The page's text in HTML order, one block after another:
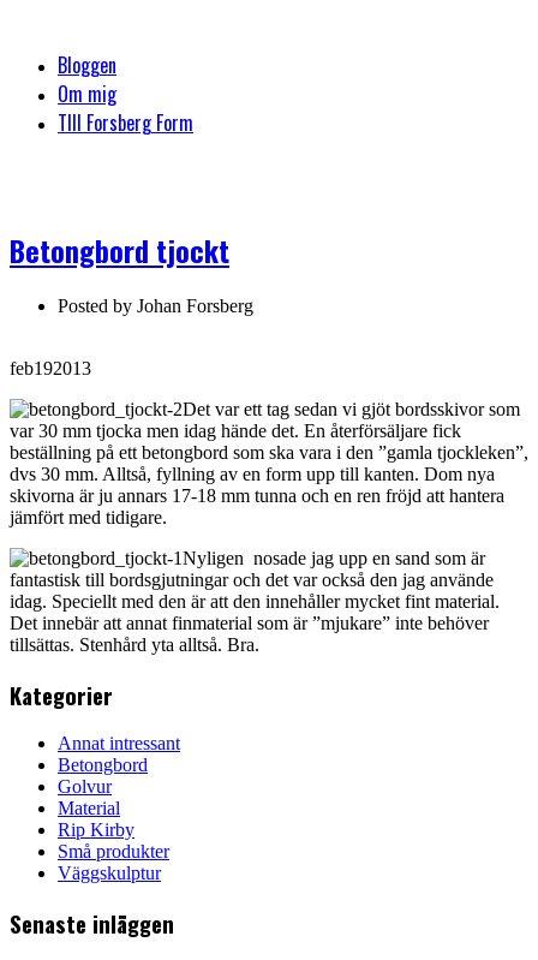
Bloggen
Om mig
TIll Forsberg Form
Betongbord tjockt
Posted by Johan Forsberg
feb192013
Det var ett tag sedan vi gjöt bordsskivor som
var 30 mm tjocka men idag hände det. En återförsäljare fick
beställning på ett betongbord som ska vara i den ”gamla tjockleken”,
dvs 30 mm. Alltså, fyllning av en form upp till kanten. Dom nya
skivorna är ju annars 17-18 mm tunna och en ren fröjd att hantera
jämfört med tidigare.
Nyligen nosade jag upp en sand som är
fantastisk till bordsgjutningar och det var också den jag använde
idag. Speciellt med den är att den innehåller mycket fint material.
Det innebär att annat finmaterial som är ”mjukare” inte behöver
tillsättas. Stenhård yta alltså. Bra.
Kategorier
Annat intressant
Betongbord
Golvur
Material
Rip Kirby
Små produkter
Väggskulptur
Senaste inläggen